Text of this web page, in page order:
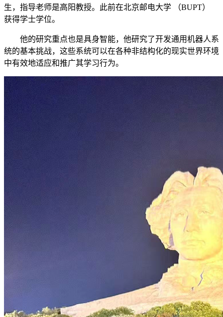
生，指导老师是高阳教授。此前在北京邮电大学 （BUPT）
获得学士学位。
他的研究重点也是具身智能，他研究了开发通用机器人系
统的基本挑战，这些系统可以在各种非结构化的现实世界环境
中有效地适应和推广其学习行为。